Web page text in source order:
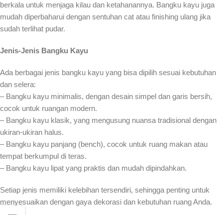
berkala untuk menjaga kilau dan ketahanannya. Bangku kayu juga
mudah diperbaharui dengan sentuhan cat atau finishing ulang jika
sudah terlihat pudar.
Jenis-Jenis Bangku Kayu
Ada berbagai jenis bangku kayu yang bisa dipilih sesuai kebutuhan
dan selera:
– Bangku kayu minimalis, dengan desain simpel dan garis bersih,
cocok untuk ruangan modern.
– Bangku kayu klasik, yang mengusung nuansa tradisional dengan
ukiran-ukiran halus.
– Bangku kayu panjang (bench), cocok untuk ruang makan atau
tempat berkumpul di teras.
– Bangku kayu lipat yang praktis dan mudah dipindahkan.
Setiap jenis memiliki kelebihan tersendiri, sehingga penting untuk
menyesuaikan dengan gaya dekorasi dan kebutuhan ruang Anda.